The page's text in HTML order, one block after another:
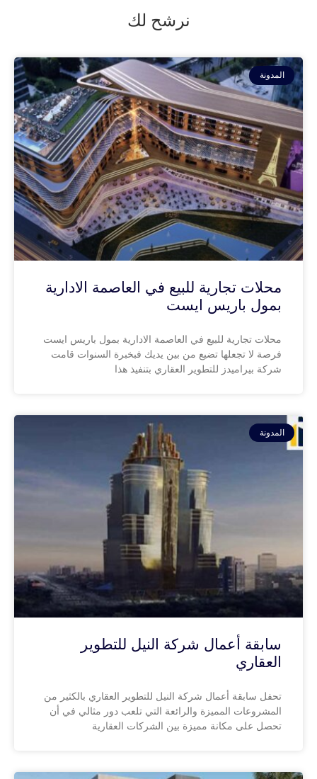
نرشح لك
المدونة
محلات تجارية للبيع في العاصمة الادارية
بمول باريس ايست
محلات تجارية للبيع في العاصمة الادارية بمول باريس ايست
فرصة لا تجعلها تضيع من بين يديك فبخبرة السنوات قامت
شركة بيراميدز للتطوير العقاري بتنفيذ هذا
المدونة
سابقة أعمال شركة النيل للتطوير
العقاري
تحفل سابقة أعمال شركة النيل للتطوير العقاري بالكثير من
المشروعات المميزة والرائعة التي تلعب دور مثالي في أن
تحصل على مكانة مميزة بين الشركات العقارية